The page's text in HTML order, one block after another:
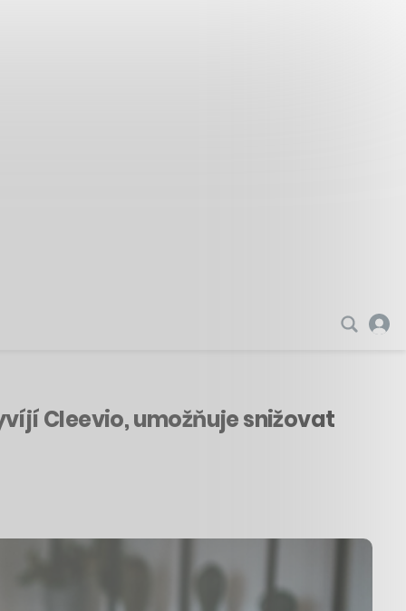
Cleevio, umožňuje snižovat